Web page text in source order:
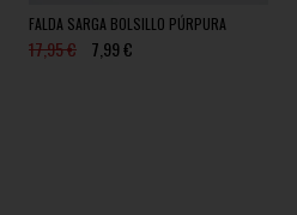
FALDA SARGA BOLSILLO PÚRPURA
17,95 € 7,99 €